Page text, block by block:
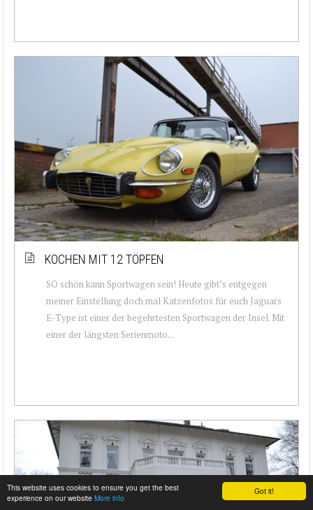
Got it!
This website uses cookies to ensure you get the best
experience on our website More info
KOCHEN MIT 12 TÖPFEN
SO schön kann Sportwagen sein! Heute gibt’s entgegen
meiner Einstellung doch mal Katzenfotos für euch Jaguars
E-Type ist einer der begehrtesten Sportwagen der Insel. Mit
einer der längsten Serienmoto...